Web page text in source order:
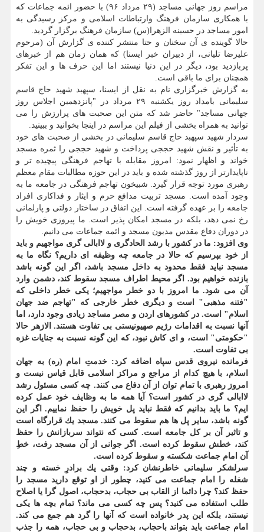
مراسم روز جهانی مساجد (۲۹ مرداد ۹۶) با حضور ائمه جماعات كه
با همكاری سازمان فرهنگ وارتباطات اسلامی و مركز رسیدگی به
امور مساجد در حسینه الزهرا(س) سازمان فرهنگ برگزار گردید.
حالا گوینده ی آن سخنان و حتا منتشر كننده ی گزارش آن (مرحوم
علیرضا تلیانی، از دبیران خبر ایسنا) كه همان زمان هم از خبرهای
پربازدید بود، دیگر در این دنیا نیستند اما این حرف ها و این تفكر
همچنان برای ما باقی است.
به گزارش خبرگزاری نام به نقل از ایسنا، سپهبد شهید حاج قاسم
سلیمانی بامداد روز یكشنبه ۲۹ مرداد در "پانزدهمین اجلاس روز
جهانی مساجد" حاضر شد كه متن این صحبت های پرارزش را می
توانید به همراه بخشی از فیلم این مراسم در اینجا بخوانید و ببینید.
سردار شهید سپهبد حاج قاسم سلیمانی در بخشی از صحبت های خود
به تأثیر و نقش شهید حججی پرداخت و شهید حججی را ثمره مسجد
خواند و اظهار نمود: امروز مقابله با تهاجم فرهنگی پیچیده تر و
ناپایدارتر از روز گذشته شده و باید در این حوزه مطالبات مقام معظم
رهبری مورد توجه قرار گیرد. شبیخون تهاجم فرهنگی در جامعه ما به
وجود آمده است. مسجد تربیت مدافع حرم و ایثار و فداكاری افراد
جامعه را بر عهده گرفته است. این اتفاق در ساختار دولتی و پارلمانی
رخ نمی دهد، بلكه در مسجد امكان پذیر است. ما پیروزی خویش را
در دوران دفاع مقدس مدیون مسجد و ائمه جماعات می دانیم.
وی افزود: ما در كشور با رشد الحادگری و لاابالی گری مواجهیم و باید
از خود بپرسیم كه حالا در جامعه چه وظیفه ای داریم؟ نگاه ما به
مسجد نباید فقط محدود به داخل مسجد باشد، اگر این گونه باشد
بازنده خواهیم بود. اگر محیط اطراف مسجد سقوط كند، دشمن وارد
آن می شود. ما امروز با دو خطر مواجهیم؛ یكی خطر داخلی كه
"فتنه مذهبی" است و دیگری خطر خارجی كه "تهاجم ضد جهان
اسلام" است. در كشورهای اردن و مصر مساجد زیادی وجود دارد، اما
آنها نسبت به اقدامات رژیم صهیونیستی بی تفاوت هستند. الازهر حالا
"حكومتی" است، و ای كاش نبود، كه این گونه نسبت به جنایات غزه
بی تفاوت است.
فرمانده نیروی قدس سپاه اضافه كرد: خدمتِ امام (ره) به جهان
اسلام، با هیچ كدام از مراجع و مراكز اسلامی قابل قیاس نیست و
امروز رهبری با تمام توان از آن دفاع می كنند. چه كسی مسئول رشد
لاابالی گری در كشور است؟ آیا همه ما به وظایف خود عمل كرده
ایم؟ ما باید بدانیم كه فقط نباید پل خویش را حفظ نماییم. اگر این
گونه باشد، سایر پل ها هم سقوط می كنند. مسجد یك قرارگاه است
و تاثیر آن بر كل جامعه است. كسی كه نتواند سربازانش را حفظ
كند، خطش سقوط كرده است. اگر جوانی از آن مسجد رفت، خطِ
آن امام جماعت شكسته و سقوط كرده است.
سرلشكر سلیمانی خاطرنشان كرد: وقتی یك برادرِ خسته و چند
شغله را امام جماعت می كنید، چطور از او توقع دارید مسجد را
حفظ كند؟ چرا دائما از القاب بی حجاب، بدحجاب، اصول گرا یا اصلاح
طلب استفاده می كنید؟ پس چه كسی می ماند؟ تمام بچه ها یكی
نیستند، بلكه این پدر خانواده است كه آنها را گرد هم جمع می كند.
امام جماعت باید بتواند باحجاب، بدحجاب و بی حجاب، همه را جذب